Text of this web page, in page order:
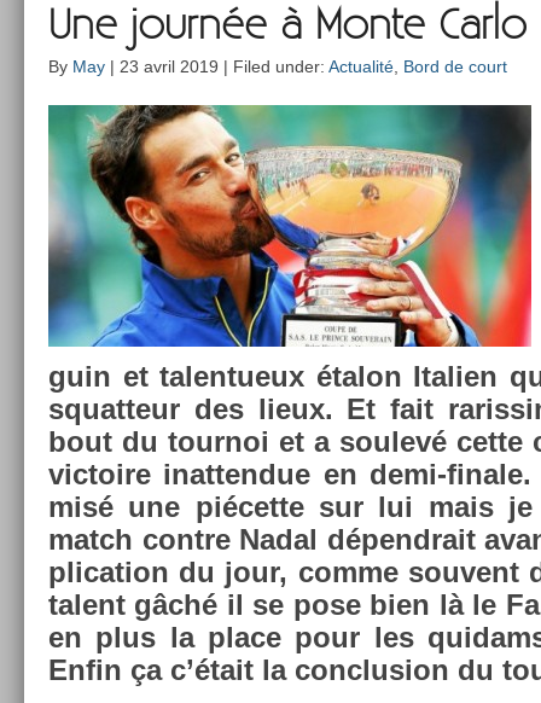
Une journée à Monte Carlo
By May | 23 avril 2019 | Filed under: Actualité Bord de court
guin et talen­tueux étalon Itali­en
squat­teur des lieux. Et fait
bout du tour­noi et a soulevé cette
vic­toire in­at­tendue en demi-finale.
misé une piécette sur lui mais
match con­tre Nadal dépendrait
plica­tion du jour, comme souvent
talent gâché il se pose bien là le
en plus la place pour les
Enfin ça c’était la con­clus­ion du